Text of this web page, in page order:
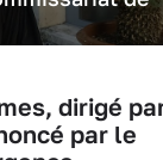
dirigé
par le